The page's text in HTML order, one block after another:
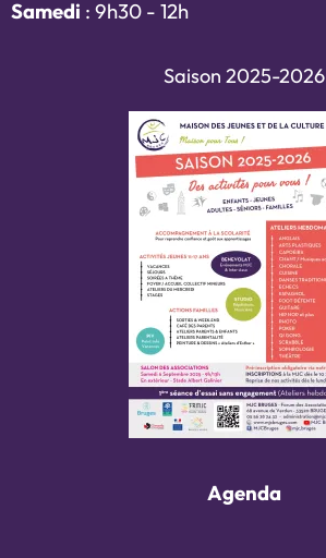
Samedi : 9h30 - 12h
Saison 2025-2026
Agenda